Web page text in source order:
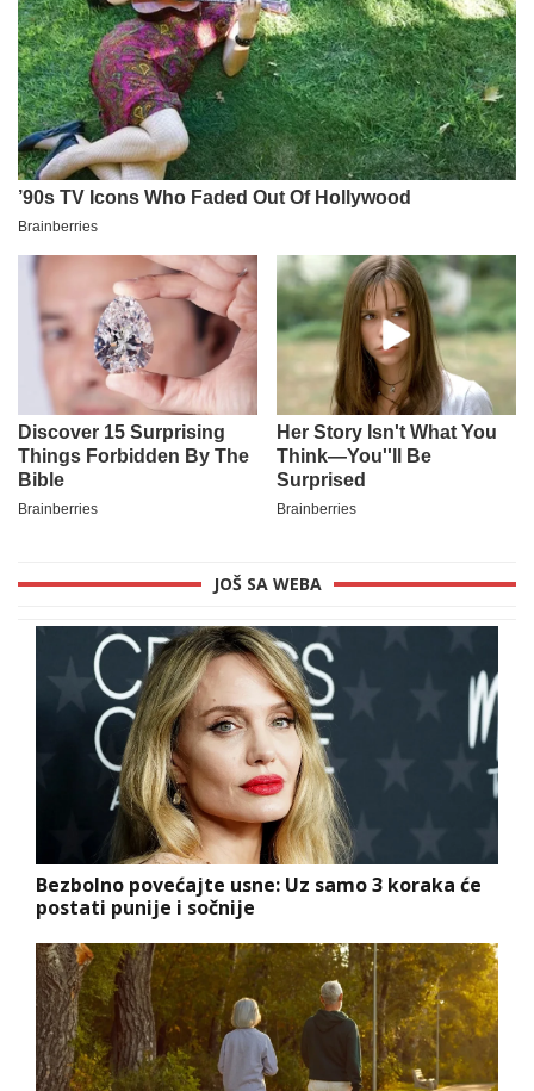
JOŠ SA WEBA
Bezbolno povećajte usne: Uz samo 3 koraka će
postati punije i sočnije